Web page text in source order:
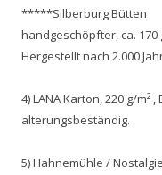
*****Silberburg Bütten
handgeschöpfter, ca. 170
Hergestellt nach 2.000
4) LANA Karton, 220 g/
alterungsbeständig.
5) Hahnemühle /